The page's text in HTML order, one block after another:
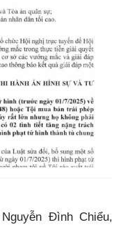
Đình Chiểu,